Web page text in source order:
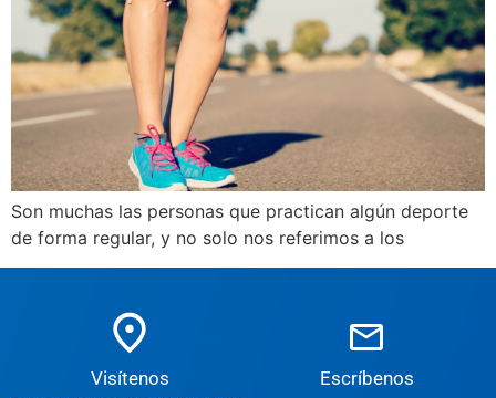
Son muchas las personas que practican algún deporte
de forma regular, y no solo nos referimos a los
Visítenos Escríbenos